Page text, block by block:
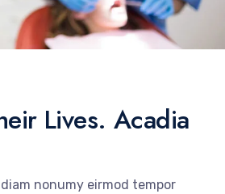
Lives. Acadia
nonumy eirmod tempor